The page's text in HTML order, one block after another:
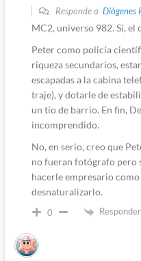
Responde a Diógenes
MC2, universo 982. Sí, el
Peter como policía
riqueza secundarios,
escapadas a la cabina
traje), y dotarle de
un tío de barrio. En fin,
incomprendido.
No, en serio, creo que
no fueran fotógrafo pero
hacerle empresario
desnaturalizarlo.
0 Responder